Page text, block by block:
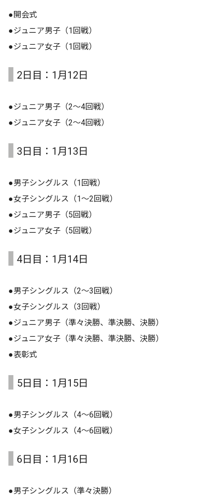
●開会式
●ジュニア男子（1回戦）
●ジュニア⼥子（1回戦）
2日目：1月12日
●ジュニア男子（2〜4回戦）
●ジュニア⼥子（2〜4回戦）
3日目：1月13日
●男子シングルス（1回戦）
●⼥子シングルス（1〜2回戦）
●ジュニア男子（5回戦）
●ジュニア⼥子（5回戦）
4日目：1月14日
●男子シングルス（2〜3回戦）
●⼥子シングルス（3回戦）
●ジュニア男子（準々決勝、準決勝、決勝）
●ジュニア⼥子（準々決勝、準決勝、決勝）
●表彰式
5日目：1月15日
●男子シングルス（4〜6回戦）
●⼥子シングルス（4〜6回戦）
6日目：1月16日
●男子シングルス（準々決勝）